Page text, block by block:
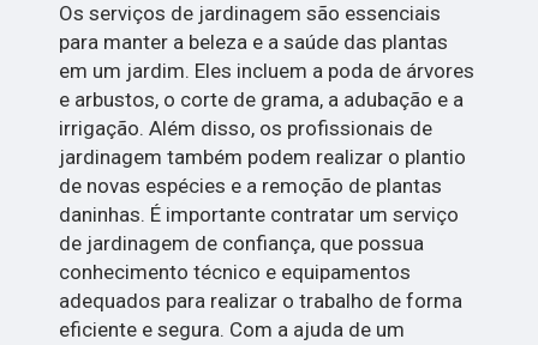
Os serviços de jardinagem são essenciais
para manter a beleza e a saúde das plantas
em um jardim. Eles incluem a poda de árvores
e arbustos, o corte de grama, a adubação e a
irrigação. Além disso, os profissionais de
jardinagem também podem realizar o plantio
de novas espécies e a remoção de plantas
daninhas. É importante contratar um serviço
de jardinagem de confiança, que possua
conhecimento técnico e equipamentos
adequados para realizar o trabalho de forma
eficiente e segura. Com a ajuda de um